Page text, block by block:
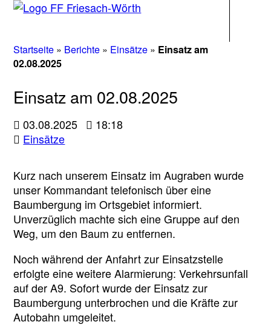
Startseite » Berichte » Einsätze » Einsatz am
02.08.2025
Einsatz am 02.08.2025
03.08.2025
18:18
Einsätze
Kurz nach unserem Einsatz im Augraben wurde
unser Kommandant telefonisch über eine
Baumbergung im Ortsgebiet informiert.
Unverzüglich machte sich eine Gruppe auf den
Weg, um den Baum zu entfernen.
Noch während der Anfahrt zur Einsatzstelle
erfolgte eine weitere Alarmierung: Verkehrsunfall
auf der A9. Sofort wurde der Einsatz zur
Baumbergung unterbrochen und die Kräfte zur
Autobahn umgeleitet.